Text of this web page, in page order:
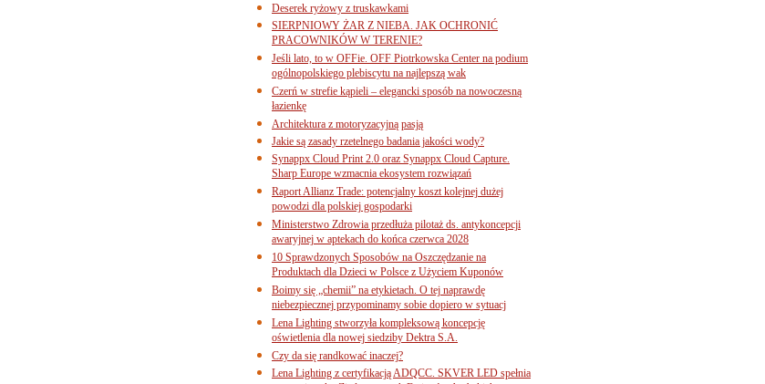
Deserek ryżowy z truskawkami
SIERPNIOWY ŻAR Z NIEBA. JAK OCHRONIĆ
PRACOWNIKÓW W TERENIE?
Jeśli lato, to w OFFie. OFF Piotrkowska Center na podium
ogólnopolskiego plebiscytu na najlepszą wak
Czerń w strefie kąpieli – elegancki sposób na nowoczesną
łazienkę
Architektura z motoryzacyjną pasją
Jakie są zasady rzetelnego badania jakości wody?
Synappx Cloud Print 2.0 oraz Synappx Cloud Capture.
Sharp Europe wzmacnia ekosystem rozwiązań
Raport Allianz Trade: potencjalny koszt kolejnej dużej
powodzi dla polskiej gospodarki
Ministerstwo Zdrowia przedłuża pilotaż ds. antykoncepcji
awaryjnej w aptekach do końca czerwca 2028
10 Sprawdzonych Sposobów na Oszczędzanie na
Produktach dla Dzieci w Polsce z Użyciem Kuponów
Boimy się „chemii” na etykietach. O tej naprawdę
niebezpiecznej przypominamy sobie dopiero w sytuacj
Lena Lighting stworzyła kompleksową koncepcję
oświetlenia dla nowej siedziby Dektra S.A.
Czy da się randkować inaczej?
Lena Lighting z certyfikacją ADQCC. SKVER LED spełnia